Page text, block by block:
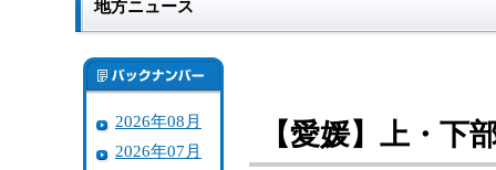
地方ニュース
2026年08月
2026年07月
【愛媛】上・